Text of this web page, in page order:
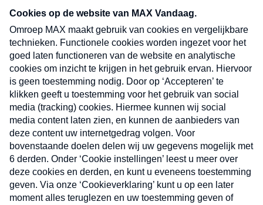
nieuwsbrief. Elke vrijdag- en dinsdagochtend in
uw mailbox.
Verzend
Nieuwsbrief
Neem hier een gratis abonnement op onze